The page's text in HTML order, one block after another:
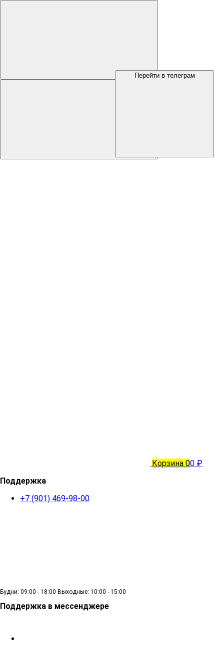
Корзина 00 ₽
Поддержка
+7 (901) 469-98-00
Будни: 09:00 - 18:00 Выходные: 10:00 - 15:00
Поддержка в мессенджере